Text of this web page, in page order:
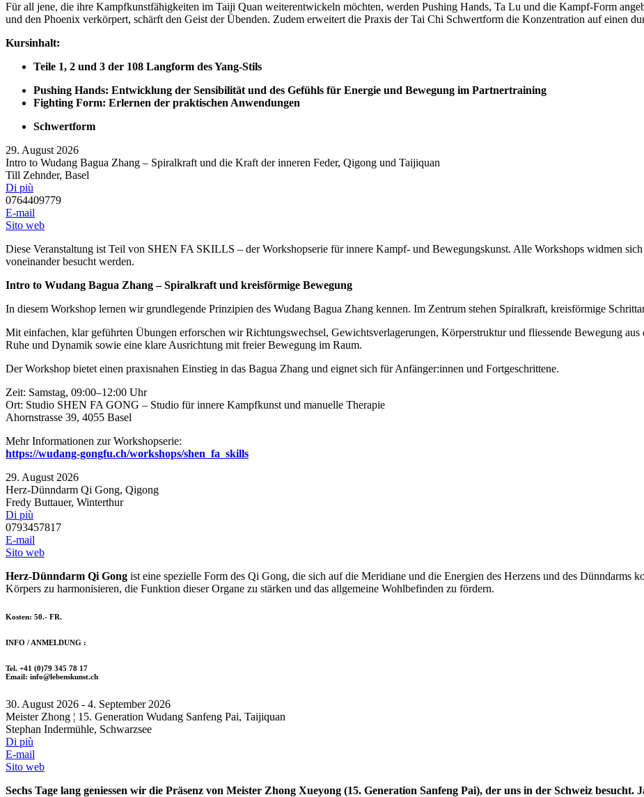
Für all jene, die ihre Kampfkunstfähigkeiten im Taiji Quan weiterentwickeln möchten, werden Pushing Hands, Ta Lu und die Kampf-Form
und den Phoenix verkörpert, schärft den Geist der Übenden. Zudem erweitert die Praxis der Tai Chi Schwertform die Konzentration auf einen
Kursinhalt:
Teile 1, 2 und 3 der 108 Langform des Yang-Stils
Pushing Hands: Entwicklung der Sensibilität und des Gefühls für Energie und Bewegung im Partnertraining
Fighting Form: Erlernen der praktischen Anwendungen
Schwertform
29. August 2026
Intro to Wudang Bagua Zhang – Spiralkraft und die Kraft der inneren Feder, Qigong und Taijiquan
Till Zehnder, Basel
Di più
0764409779
E-mail
Sito web
Diese Veranstaltung ist Teil von SHEN FA SKILLS – der Workshopserie für innere Kampf- und Bewegungskunst. Alle Workshops widmen
voneinander besucht werden.
Intro to Wudang Bagua Zhang – Spiralkraft und kreisförmige Bewegung
In diesem Workshop lernen wir grundlegende Prinzipien des Wudang Bagua Zhang kennen. Im Zentrum stehen Spiralkraft, kreisförmige
Mit einfachen, klar geführten Übungen erforschen wir Richtungswechsel, Gewichtsverlagerungen, Körperstruktur und fliessende Bewegung
Ruhe und Dynamik sowie eine klare Ausrichtung mit freier Bewegung im Raum.
Der Workshop bietet einen praxisnahen Einstieg in das Bagua Zhang und eignet sich für Anfänger:innen und Fortgeschrittene.
Zeit: Samstag, 09:00–12:00 Uhr
Ort: Studio SHEN FA GONG – Studio für innere Kampfkunst und manuelle Therapie
Ahornstrasse 39, 4055 Basel
Mehr Informationen zur Workshopserie:
https://wudang-gongfu.ch/workshops/shen_fa_skills
29. August 2026
Herz-Dünndarm Qi Gong, Qigong
Fredy Buttauer, Winterthur
Di più
0793457817
E-mail
Sito web
Herz-Dünndarm Qi Gong ist eine spezielle Form des Qi Gong, die sich auf die Meridiane und die Energien des Herzens und des Dünndarms
Körpers zu harmonisieren, die Funktion dieser Organe zu stärken und das allgemeine Wohlbefinden zu fördern.
Kosten: 50.- FR.
INFO / ANMELDUNG :
Tel. +41 (0)79 345 78 17
Email: info@lebenskunst.ch
30. August 2026 - 4. September 2026
Meister Zhong ¦ 15. Generation Wudang Sanfeng Pai, Taijiquan
Stephan Indermühle, Schwarzsee
Di più
E-mail
Sito web
Sechs Tage lang geniessen wir die Präsenz von Meister Zhong Xueyong (15. Generation Sanfeng Pai), der uns in der Schweiz besucht.